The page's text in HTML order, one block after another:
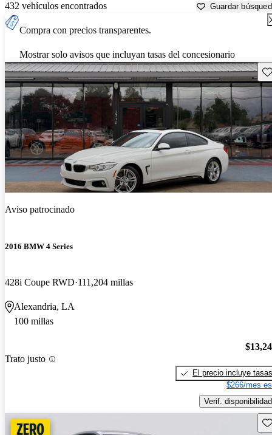
432 vehículos encontrados Guardar
Compra con precios transparentes.
Mostrar solo avisos que incluyan tasas del concesionario
Aviso patrocinado
2016 BMW 4 Series
428i Coupe RWD 111,204 millas
Alexandria, LA
100 millas
Trato justo
El precio incluye tasas
$266/mes
Verif. disponibilidad